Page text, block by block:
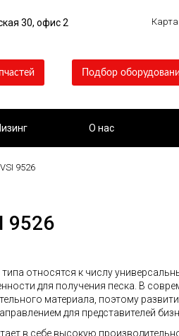
30, офис 2
Подбор
О нас
9526
9526
относятся к числу
для получения песка. В
материала, поэтому
для представителей
в себе высокую